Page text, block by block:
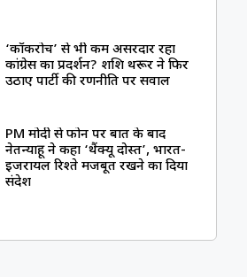
‘कॉकरोच’ से भी कम असरदार रहा
कांग्रेस का प्रदर्शन? शशि थरूर ने फिर
उठाए पार्टी की रणनीति पर सवाल
PM मोदी से फोन पर बात के बाद
नेतन्याहू ने कहा ‘थैंक्यू दोस्त’, भारत-
इजरायल रिश्ते मजबूत रखने का दिया
संदेश